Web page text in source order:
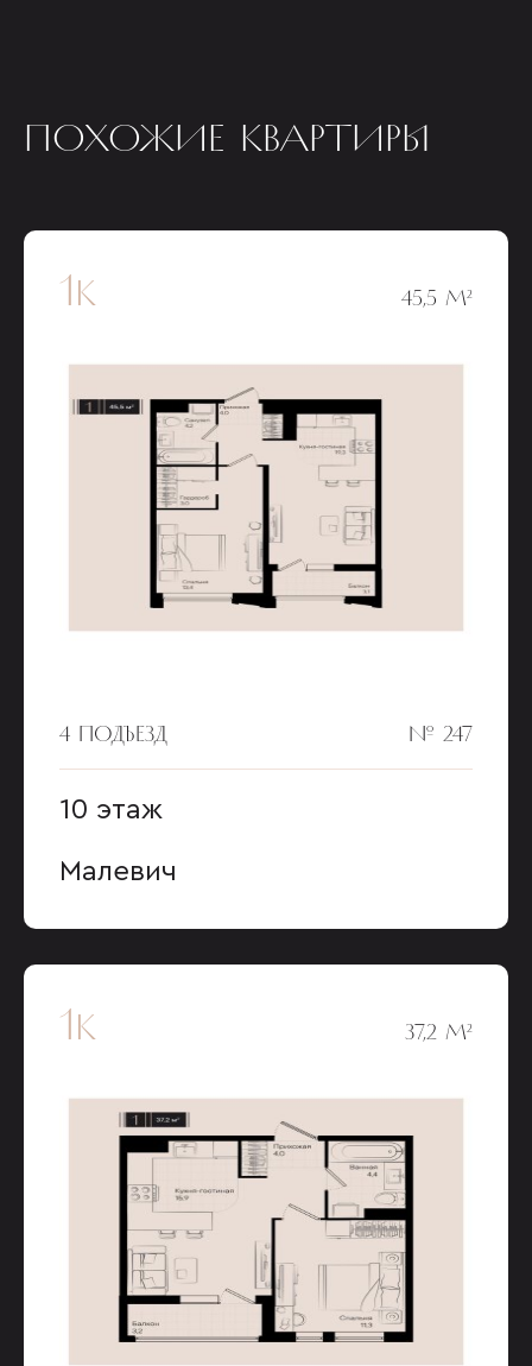
ПОХОЖИЕ КВАРТИРЫ
1к 45,5 М²
4 ПОДЪЕЗД № 247
10 этаж
Малевич
1к 37,2 М²